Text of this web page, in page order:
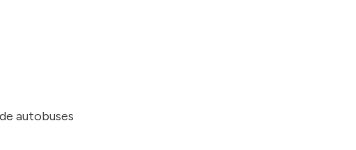
autobuses